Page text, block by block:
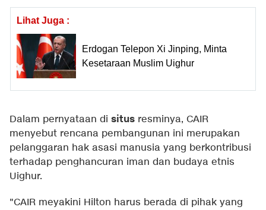
Lihat Juga :
Erdogan Telepon Xi Jinping, Minta
Kesetaraan Muslim Uighur
Dalam pernyataan di situs resminya, CAIR
menyebut rencana pembangunan ini merupakan
pelanggaran hak asasi manusia yang berkontribusi
terhadap penghancuran iman dan budaya etnis
Uighur.
"CAIR meyakini Hilton harus berada di pihak yang